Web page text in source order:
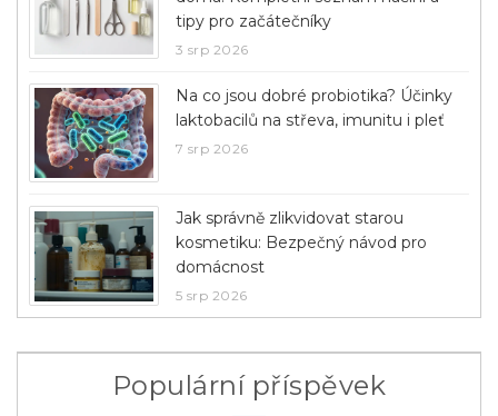
tipy pro začátečníky
3 srp 2026
Na co jsou dobré probiotika? Účinky
laktobacilů na střeva, imunitu i pleť
7 srp 2026
Jak správně zlikvidovat starou
kosmetiku: Bezpečný návod pro
domácnost
5 srp 2026
Populární příspěvek